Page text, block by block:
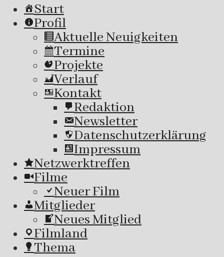
Start
Profil
Aktuelle Neuigkeiten
Termine
Projekte
Verlauf
Kontakt
Redaktion
Newsletter
Datenschutzerklärung
Impressum
Netzwerktreffen
Filme
Neuer Film
Mitglieder
Neues Mitglied
Filmland
Thema